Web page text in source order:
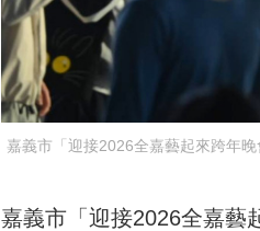
嘉義市「迎接2026全嘉藝起來跨年
嘉義市「迎接2026全嘉藝